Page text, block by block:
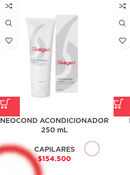
NEOCOND ACONDICIONADOR
250 mL
CAPILARES
$154.500